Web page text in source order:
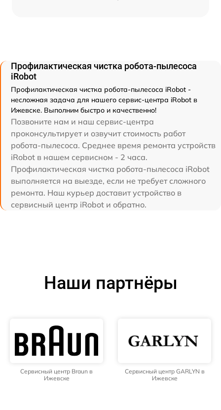
Профилактическая чистка робота-пылесоса
iRobot
Профилактическая чистка робота-пылесоса iRobot -
несложная задача для нашего сервис-центра iRobot в
Ижевске. Выполним быстро и качественно!
Позвоните нам и наш сервис-центра
проконсультирует и озвучит стоимость работ
робота-пылесоса. Среднее время ремонта устройств
iRobot в нашем сервисном - 2 часа.
Профилактическая чистка робота-пылесоса iRobot
выполняется на выезде, если не требует сложного
ремонта. Наш курьер доставит устройство в
сервисный центр iRobot и обратно.
Наши партнёры
Сервисный центр Braun в
Ижевске
Сервисный центр GARLYN в
Ижевске